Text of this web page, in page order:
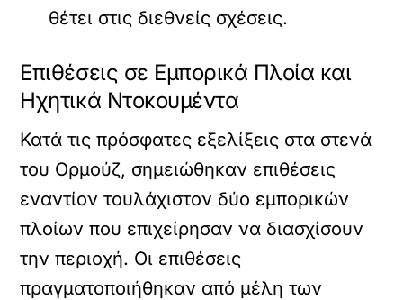
θέτει στις διεθνείς σχέσεις.
Επιθέσεις σε Εμπορικά Πλοία και
Ηχητικά Ντοκουμέντα
Κατά τις πρόσφατες εξελίξεις στα στενά
του Ορμούζ, σημειώθηκαν επιθέσεις
εναντίον τουλάχιστον δύο εμπορικών
πλοίων που επιχείρησαν να διασχίσουν
την περιοχή. Οι επιθέσεις
πραγματοποιήθηκαν από μέλη των